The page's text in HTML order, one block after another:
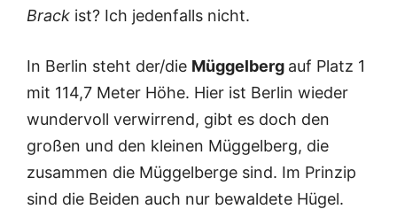
Brack ist? Ich jedenfalls nicht.
In Berlin steht der/die Müggelberg auf Platz 1
mit 114,7 Meter Höhe. Hier ist Berlin wieder
wundervoll verwirrend, gibt es doch den
großen und den kleinen Müggelberg, die
zusammen die Müggelberge sind. Im Prinzip
sind die Beiden auch nur bewaldete Hügel.